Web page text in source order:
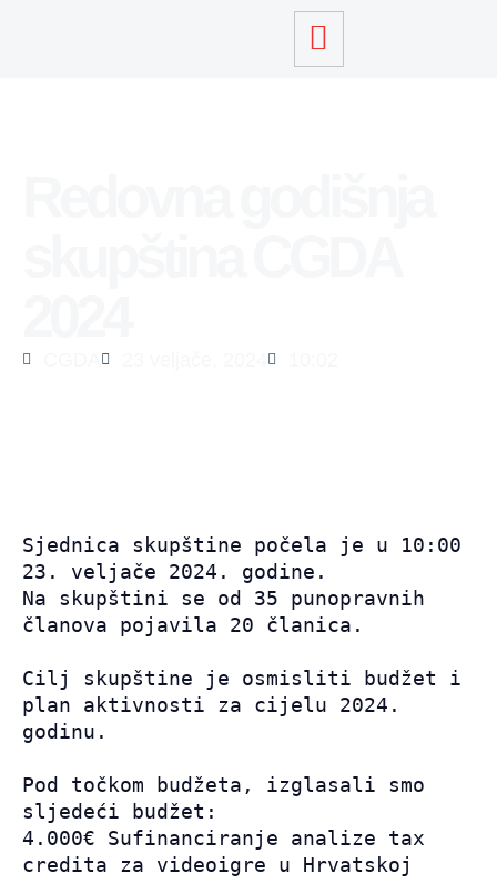
Sjednica skupštine počela je u 10:00
23. veljače 2024. godine.
Na skupštini se od 35 punopravnih
članova pojavila 20 članica.
Cilj skupštine je osmisliti budžet i
plan aktivnosti za cijelu 2024.
godinu.
Pod točkom budžeta, izglasali smo
sljedeći budžet:
4.000€ Sufinanciranje analize tax
credita za videoigre u Hrvatskoj